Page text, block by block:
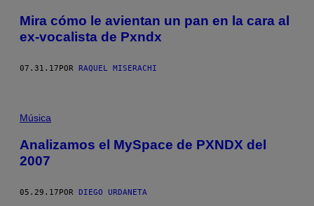
Mira cómo le avientan un pan en la cara al
ex-vocalista de Pxndx
07.31.17 POR RAQUEL MISERACHI
Música
Analizamos el MySpace de PXNDX del
2007
05.29.17POR DIEGO URDANETA